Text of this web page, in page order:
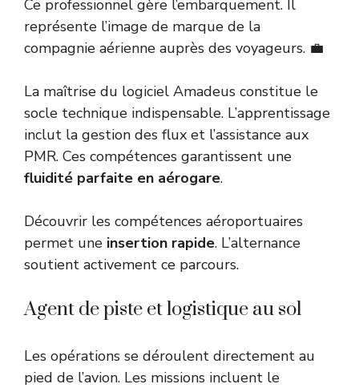
Ce professionnel gère l’embarquement. Il
représente l’image de marque de la
compagnie aérienne auprès des voyageurs. 💼
La maîtrise du logiciel Amadeus constitue le
socle technique indispensable. L’apprentissage
inclut la gestion des flux et l’assistance aux
PMR. Ces compétences garantissent une
fluidité parfaite en aérogare.
Découvrir les compétences aéroportuaires
permet une insertion rapide. L’alternance
soutient activement ce parcours.
Agent de piste et logistique au sol
Les opérations se déroulent directement au
pied de l’avion. Les missions incluent le